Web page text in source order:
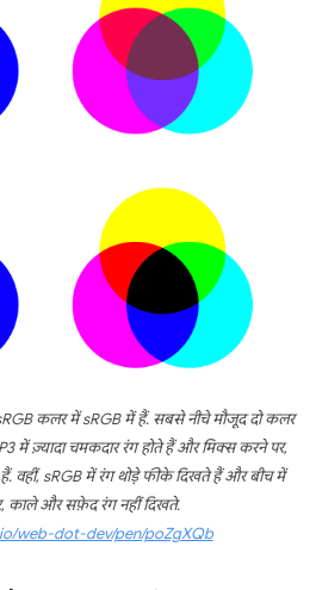
कलर में sRGB में हैं. सबसे नीचे मौजूद दो कलर
में ज़्यादा चमकदार रंग होते हैं और मिक्स करने पर,
वहीं, sRGB में रंग थोड़े फीके दिखते हैं और बीच में
काले और सफ़ेद रंग नहीं दिखते.
web-dot-dev/pen/poZgXQb